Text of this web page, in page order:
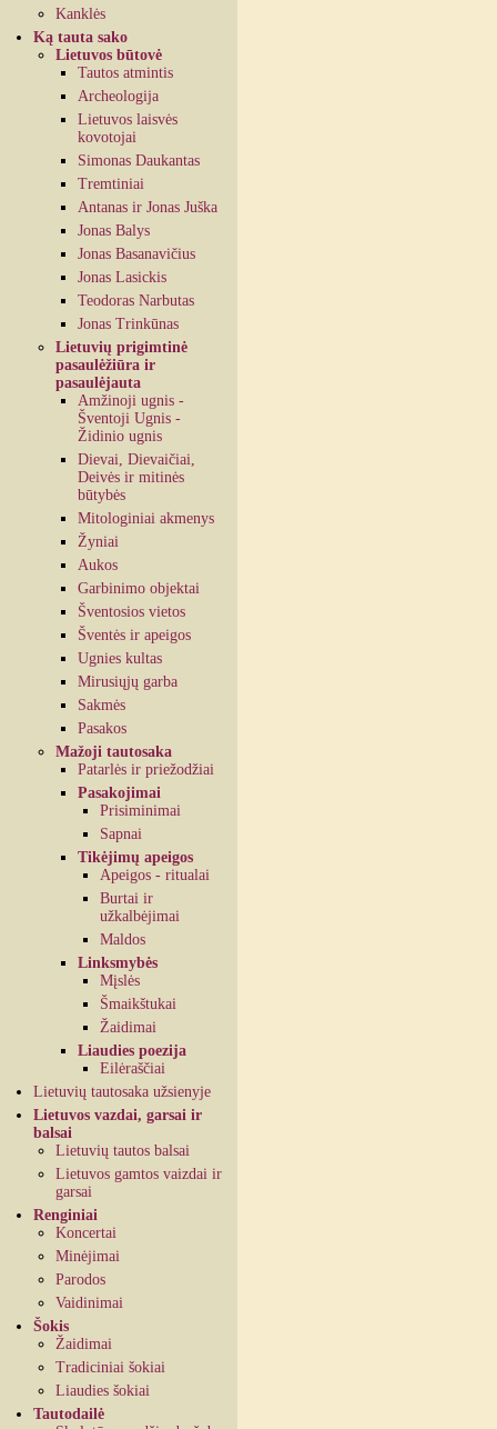
Kanklės
Ką tauta sako
Lietuvos būtovė
Tautos atmintis
Archeologija
Lietuvos laisvės
kovotojai
Simonas Daukantas
Tremtiniai
Antanas ir Jonas Juška
Jonas Balys
Jonas Basanavičius
Jonas Lasickis
Teodoras Narbutas
Jonas Trinkūnas
Lietuvių prigimtinė
pasaulėžiūra ir
pasaulėjauta
Amžinoji ugnis -
Šventoji Ugnis -
Židinio ugnis
Dievai, Dievaičiai,
Deivės ir mitinės
būtybės
Mitologiniai akmenys
Žyniai
Aukos
Garbinimo objektai
Šventosios vietos
Šventės ir apeigos
Ugnies kultas
Mirusiųjų garba
Sakmės
Pasakos
Mažoji tautosaka
Patarlės ir priežodžiai
Pasakojimai
Prisiminimai
Sapnai
Tikėjimų apeigos
Apeigos - ritualai
Burtai ir
užkalbėjimai
Maldos
Linksmybės
Mįslės
Šmaikštukai
Žaidimai
Liaudies poezija
Eilėraščiai
Lietuvių tautosaka užsienyje
Lietuvos vazdai, garsai ir
balsai
Lietuvių tautos balsai
Lietuvos gamtos vaizdai ir
garsai
Renginiai
Koncertai
Minėjimai
Parodos
Vaidinimai
Šokis
Žaidimai
Tradiciniai šokiai
Liaudies šokiai
Tautodailė